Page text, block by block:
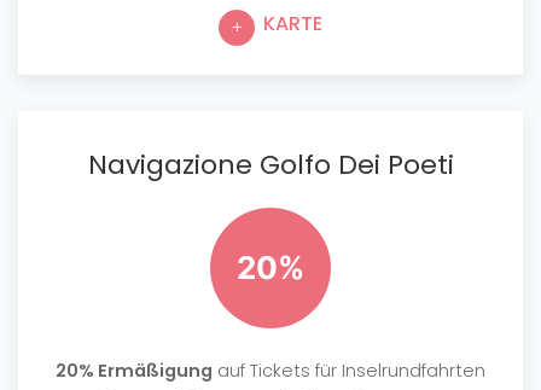
KARTE
Navigazione Golfo Dei Poeti
20%
20% Ermäßigung auf Tickets für Inselrundfahrten